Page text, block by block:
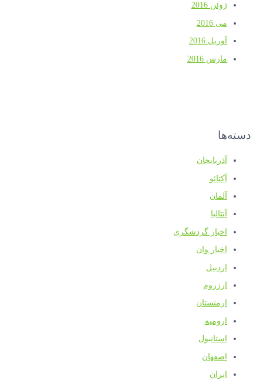
ژوئن 2016
می 2016
آوریل 2016
مارس 2016
دسته‌ها
آذربایجان
آکتائو
آلمان
آنتالیا
اخبار گردشگری
اخبار وان
اردبیل
ارزروم
ارمنستان
ارومیه
استانبول
اصفهان
ایران